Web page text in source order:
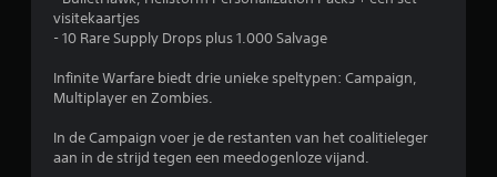
n
visitekaartjes
- 10 Rare Supply Drops plus 1.000 Salvage
Infinite Warfare biedt drie unieke speltypen: Campaign,
Multiplayer en Zombies.
In de Campaign voer je de restanten van het coalitieleger
aan in de strijd tegen een meedogenloze vijand.